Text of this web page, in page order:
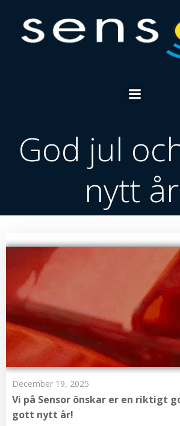
to
content
God jul
nytt
December 19, 2025
Vi på Sensor önskar er en riktigt
gott nytt år!